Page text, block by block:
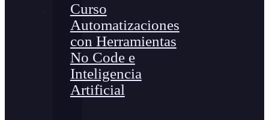
Curso
Automatizaciones
con Herramientas
No Code e
Inteligencia
Artificial